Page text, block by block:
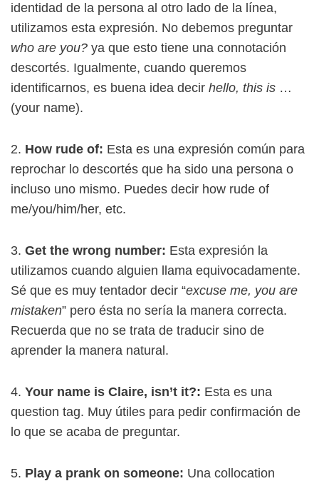
identidad de la persona al otro lado de la línea,
utilizamos esta expresión. No debemos preguntar
who are you? ya que esto tiene una connotación
descortés. Igualmente, cuando queremos
identificarnos, es buena idea decir hello, this is …
(your name).
2. How rude of: Esta es una expresión común para
reprochar lo descortés que ha sido una persona o
incluso uno mismo. Puedes decir how rude of
me/you/him/her, etc.
3. Get the wrong number: Esta expresión la
utilizamos cuando alguien llama equivocadamente.
Sé que es muy tentador decir “excuse me, you are
mistaken” pero ésta no sería la manera correcta.
Recuerda que no se trata de traducir sino de
aprender la manera natural.
4. Your name is Claire, isn’t it?: Esta es una
question tag. Muy útiles para pedir confirmación de
lo que se acaba de preguntar.
5. Play a prank on someone: Una collocation